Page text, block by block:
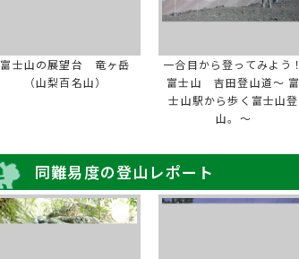
富士山の展望台 竜ヶ岳
（山梨百名山）
一合目から登ってみよう！
富士山 吉田登山道～ 富
士山駅から歩く富士山登
山。～
同難易度の登山レポート